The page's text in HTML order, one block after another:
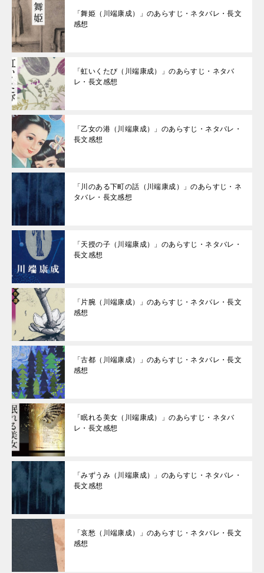
「舞姫（川端康成）」のあらすじ・ネタバレ・長文
感想
「虹いくたび（川端康成）」のあらすじ・ネタバ
レ・長文感想
「乙女の港（川端康成）」のあらすじ・ネタバレ・
長文感想
「川のある下町の話（川端康成）」のあらすじ・ネ
タバレ・長文感想
「天授の子（川端康成）」のあらすじ・ネタバレ・
長文感想
「片腕（川端康成）」のあらすじ・ネタバレ・長文
感想
「古都（川端康成）」のあらすじ・ネタバレ・長文
感想
「眠れる美女（川端康成）」のあらすじ・ネタバ
レ・長文感想
「みずうみ（川端康成）」のあらすじ・ネタバレ・
長文感想
「哀愁（川端康成）」のあらすじ・ネタバレ・長文
感想